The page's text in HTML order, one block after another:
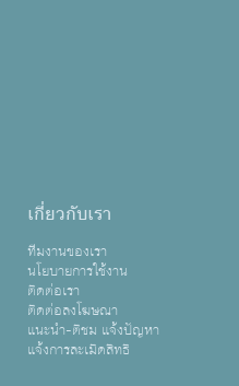
เกี่ยวกับเรา
ทีมงานของเรา
นโยบายการใช้งาน
ติดต่อเรา
ติดต่อลงโฆษณา
แนะนำ-ติชม แจ้งปัญหา
แจ้งการละเมิดสิทธิ